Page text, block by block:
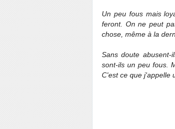
Un peu fous mais
feront. On ne peut
chose, même à la
Sans doute
sont-ils un peu fous.
C'est ce que j'appelle